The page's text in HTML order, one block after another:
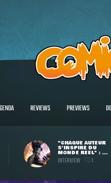
REVIEWS PREVIEWS
"CHAQUE AUTEUR
S'INSPIRE DU
MONDE RÉEL" : ...
INTERVIEW 1